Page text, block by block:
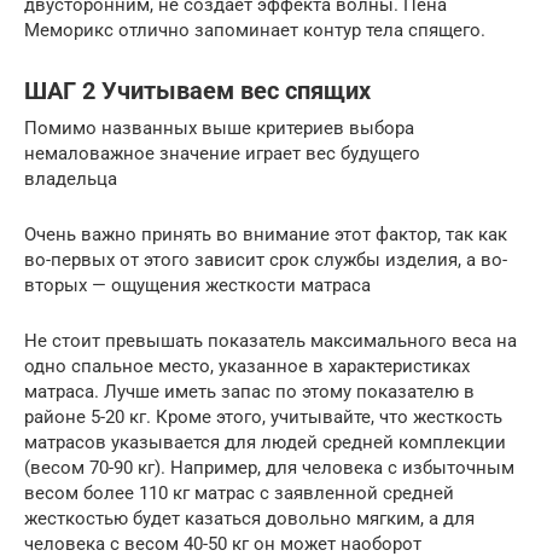
Меморикс отлично запоминает контур тела спящего.
ШАГ 2 Учитываем вес спящих
Помимо названных выше критериев выбора
немаловажное значение играет вес будущего
владельца
Очень важно принять во внимание этот фактор, так как
во-первых от этого зависит срок службы изделия, а во-
вторых — ощущения жесткости матраса
Не стоит превышать показатель максимального веса на
одно спальное место, указанное в характеристиках
матраса. Лучше иметь запас по этому показателю в
районе 5-20 кг. Кроме этого, учитывайте, что жесткость
матрасов указывается для людей средней комплекции
(весом 70-90 кг). Например, для человека с избыточным
весом более 110 кг матрас с заявленной средней
жесткостью будет казаться довольно мягким, а для
человека с весом 40-50 кг он может наоборот